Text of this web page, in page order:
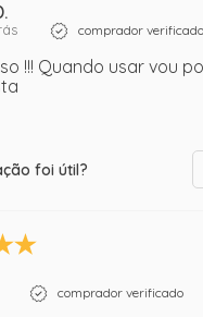
comprador verificado
!!! Quando usar vou
foi útil?
comprador verificado